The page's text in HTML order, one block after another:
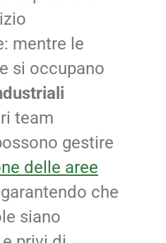
mentre le
si occupano
team
gestire
delle aree
che
siano